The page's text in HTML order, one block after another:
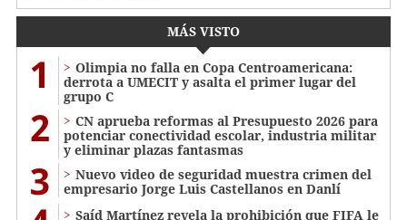
MÁS VISTO
1
Olimpia no falla en Copa Centroamericana:
derrota a UMECIT y asalta el primer lugar del
grupo C
2
CN aprueba reformas al Presupuesto 2026 para
potenciar conectividad escolar, industria militar
y eliminar plazas fantasmas
3
Nuevo video de seguridad muestra crimen del
empresario Jorge Luis Castellanos en Danlí
Saíd Martínez revela la prohibición que FIFA le